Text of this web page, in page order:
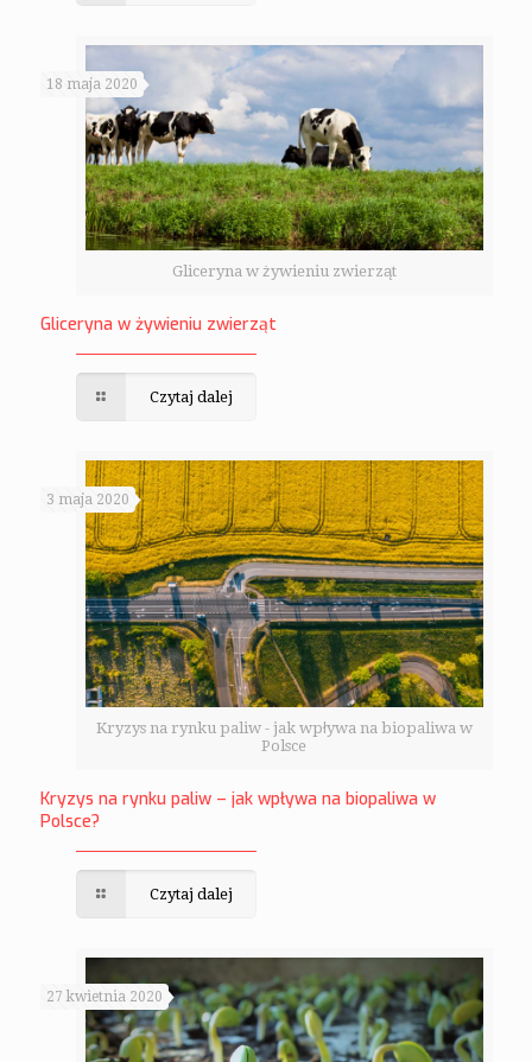
Gliceryna w żywieniu zwierząt
18 maja 2020
Gliceryna w żywieniu zwierząt
Czytaj dalej
Kryzys na rynku paliw - jak wpływa na biopaliwa w
Polsce
3 maja 2020
Kryzys na rynku paliw – jak wpływa na biopaliwa w
Polsce?
Czytaj dalej
27 kwietnia 2020